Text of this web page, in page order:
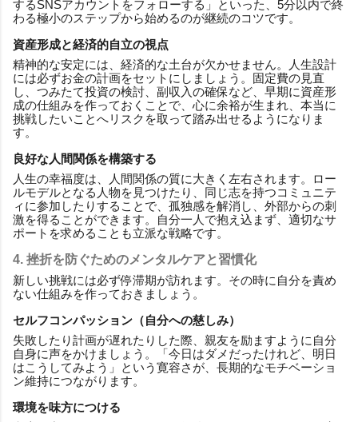
するSNSアカウントをフォローする」といった、5分以内で終
わる極小のステップから始めるのが継続のコツです。
資産形成と経済的自立の視点
精神的な安定には、経済的な土台が欠かせません。人生設計
には必ずお金の計画をセットにしましょう。固定費の見直
し、つみたて投資の検討、副収入の確保など、早期に資産形
成の仕組みを作っておくことで、心に余裕が生まれ、本当に
挑戦したいことへリスクを取って踏み出せるようになりま
す。
良好な人間関係を構築する
人生の幸福度は、人間関係の質に大きく左右されます。ロー
ルモデルとなる人物を見つけたり、同じ志を持つコミュニテ
ィに参加したりすることで、孤独感を解消し、外部からの刺
激を得ることができます。自分一人で抱え込まず、適切なサ
ポートを求めることも立派な戦略です。
4. 挫折を防ぐためのメンタルケアと習慣化
新しい挑戦には必ず停滞期が訪れます。その時に自分を責め
ない仕組みを作っておきましょう。
セルフコンパッション（自分への慈しみ）
失敗したり計画が遅れたりした際、親友を励ますように自分
自身に声をかけましょう。「今日はダメだったけれど、明日
はこうしてみよう」という寛容さが、長期的なモチベーショ
ン維持につながります。
環境を味方につける